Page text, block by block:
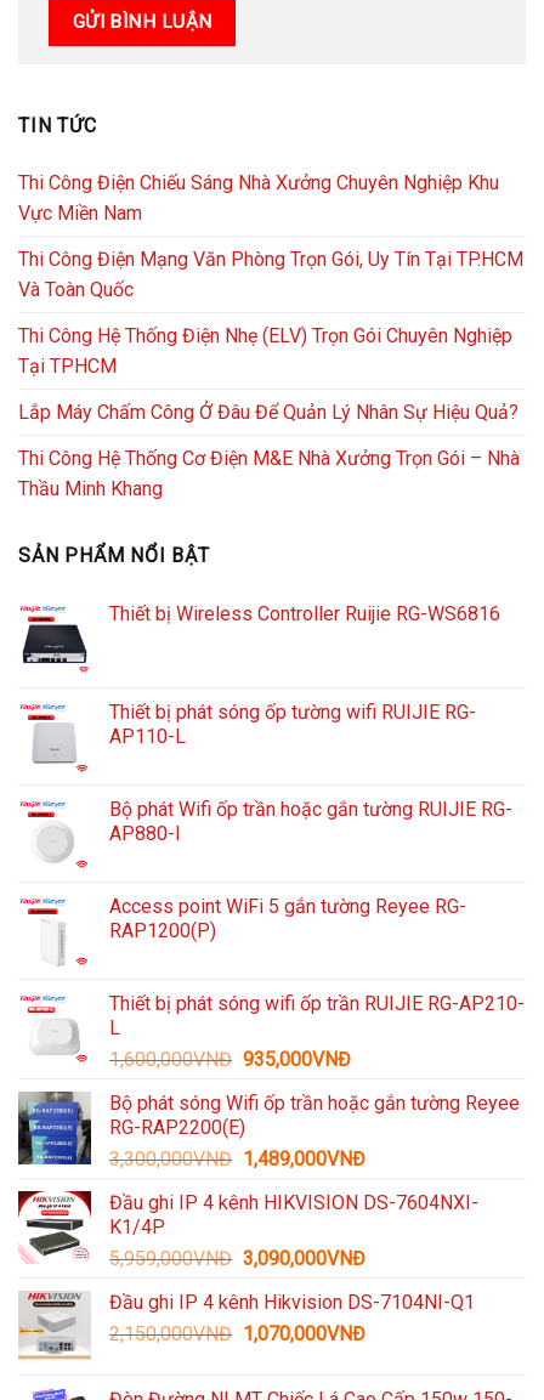
TIN TỨC
Thi Công Điện Chiếu Sáng Nhà Xưởng Chuyên Nghiệp Khu
Vực Miền Nam
Thi Công Điện Mạng Văn Phòng Trọn Gói, Uy Tín Tại TP.HCM
Và Toàn Quốc
Thi Công Hệ Thống Điện Nhẹ (ELV) Trọn Gói Chuyên Nghiệp
Tại TPHCM
Lắp Máy Chấm Công Ở Đâu Để Quản Lý Nhân Sự Hiệu Quả?
Thi Công Hệ Thống Cơ Điện M&E Nhà Xưởng Trọn Gói – Nhà
Thầu Minh Khang
SẢN PHẨM NỔI BẬT
Thiết bị Wireless Controller Ruijie RG-WS6816
Thiết bị phát sóng ốp tường wifi RUIJIE RG-
AP110-L
Bộ phát Wifi ốp trần hoặc gắn tường RUIJIE RG-
AP880-I
Access point WiFi 5 gắn tường Reyee RG-
RAP1200(P)
Thiết bị phát sóng wifi ốp trần RUIJIE RG-AP210-
L
1,600,000VNĐ Giá
là:
1,600,000VNĐ.
935,000VNĐGiá
tại
935,000VNĐ.
Bộ phát sóng Wifi ốp trần hoặc gắn tường Reyee
RG-RAP2200(E)
3,300,000VNĐ Giá
là:
1,489,000VNĐGiá
tại
1,489,000VNĐ.
Đầu ghi IP 4 kênh HIKVISION DS-7604NXI-
K1/4P
5,959,000VNĐ Giá
là:
5,959,000VNĐ.
3,090,000VNĐGiá
tại
là:
Đầu ghi IP 4 kênh Hikvision DS-7104NI-Q1
2,150,000VNĐ Giá
1,070,000VNĐGiá